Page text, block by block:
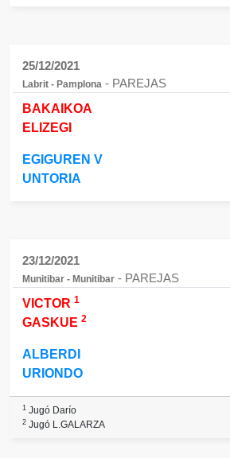
25/12/2021
Labrit - Pamplona - PAREJAS
BAKAIKOA
ELIZEGI
EGIGUREN V
UNTORIA
23/12/2021
Munitibar - Munitibar - PAREJAS
VICTOR 1
GASKUE 2
ALBERDI
URIONDO
1 Jugó Darío
2 Jugó L.GALARZA